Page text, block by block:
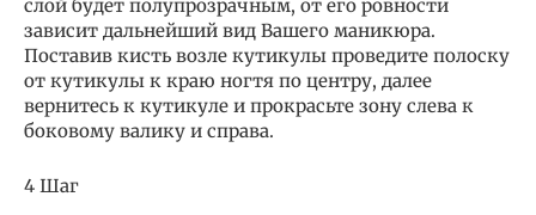
слой будет полупрозрачным, от его ровности
зависит дальнейший вид Вашего маникюра.
Поставив кисть возле кутикулы проведите полоску
от кутикулы к краю ногтя по центру, далее
вернитесь к кутикуле и прокрасьте зону слева к
боковому валику и справа.
4 Шаг